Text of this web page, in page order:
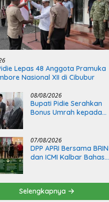
Lepas 48 Anggota Pramuka
Nasional XII di Cibubur
08/08/2026
Bupati Pidie Serahkan
Bonus Umrah kepada
07/08/2026
DPP APRI Bersama BRIN
dan ICMI Kalbar Bahas
Wakil Gubernur
Kalimantan Barat
Selengkapnya